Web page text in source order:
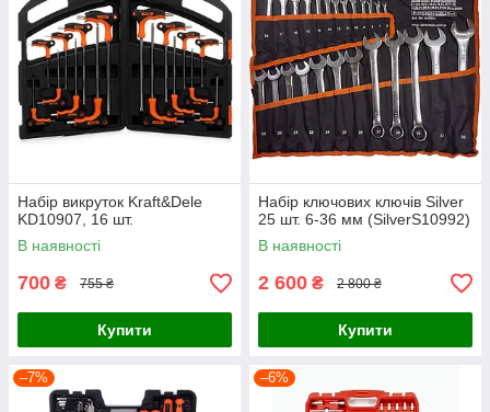
Набір викруток Kraft&Dele
KD10907, 16 шт.
В наявності
700 ₴ 755 ₴
Купити
Набір ключових ключів Silver
25 шт. 6-36 мм (SilverS10992)
В наявності
2 600 ₴ 2 800 ₴
Купити
–7% –6%